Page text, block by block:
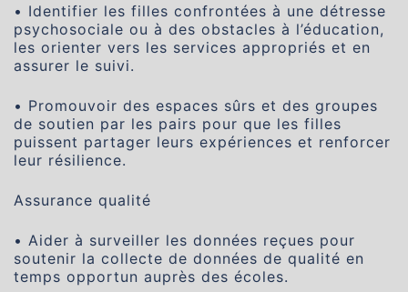
• Identifier les filles confrontées à une détresse
psychosociale ou à des obstacles à l’éducation,
les orienter vers les services appropriés et en
assurer le suivi.
• Promouvoir des espaces sûrs et des groupes
de soutien par les pairs pour que les filles
puissent partager leurs expériences et renforcer
leur résilience.
Assurance qualité
• Aider à surveiller les données reçues pour
soutenir la collecte de données de qualité en
temps opportun auprès des écoles.